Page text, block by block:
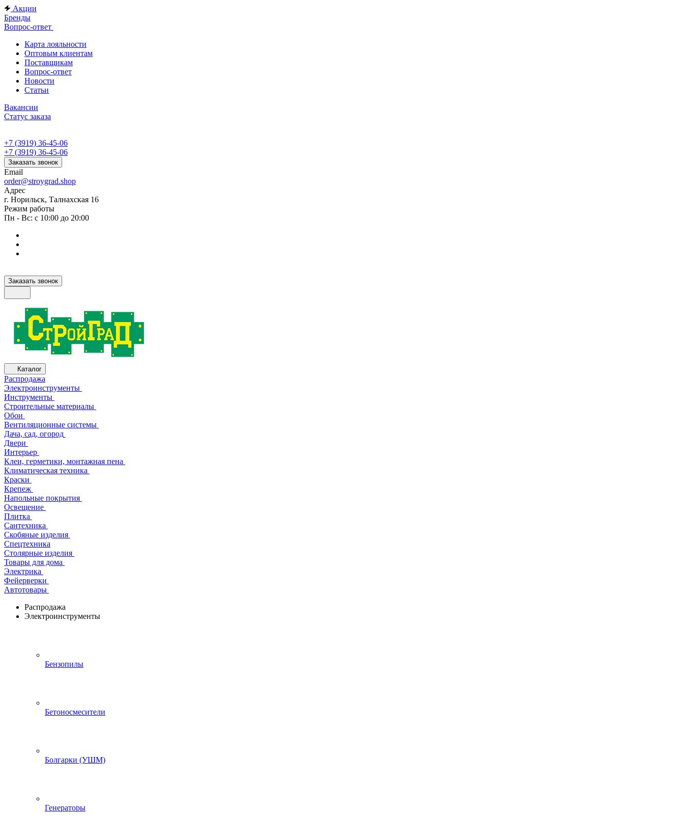
Акции
Бренды
Вопрос-ответ
Карта лояльности
Оптовым клиентам
Поставщикам
Вопрос-ответ
Новости
Статьи
Вакансии
Статус заказа
+7 (3919) 36-45-06
+7 (3919) 36-45-06
Заказать звонок
Email
order@stroygrad.shop
Адрес
г. Норильск, Талнахская 16
Режим работы
Пн - Вс: с 10:00 до 20:00
Заказать звонок
Каталог
Распродажа
Электроинструменты
Инструменты
Строительные материалы
Обои
Вентиляционные системы
Дача, сад, огород
Двери
Интерьер
Клеи, герметики, монтажная пена
Климатическая техника
Краски
Крепеж
Напольные покрытия
Освещение
Плитка
Сантехника
Скобяные изделия
Спецтехника
Столярные изделия
Товары для дома
Электрика
Фейерверки
Автотовары
Распродажа
Электроинструменты
Бензопилы
Бетоносмесители
Болгарки (УШМ)
Генераторы